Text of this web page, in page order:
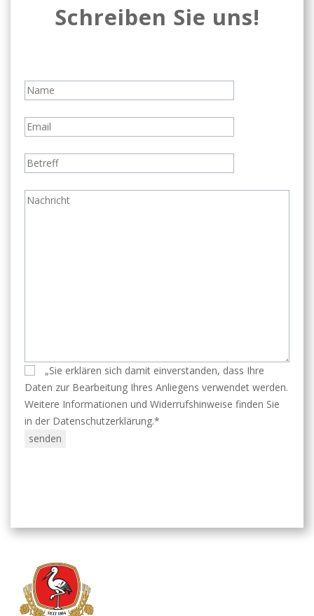
Schreiben Sie uns!
„Sie erklären sich damit einverstanden, dass Ihre
Daten zur Bearbeitung Ihres Anliegens verwendet werden.
Weitere Informationen und Widerrufshinweise finden Sie
in der Datenschutzerklärung.*